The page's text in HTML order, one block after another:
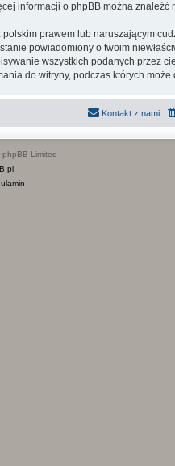
informacji o phpBB można znaleźć
prawem lub naruszającym
powiadomiony o twoim
wszystkich podanych przez
do witryny, podczas których
Kontakt z nami
Limited